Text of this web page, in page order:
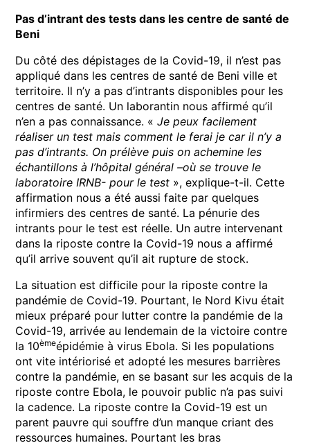
Pas d’intrant des tests dans les centre de santé de
Beni
Du côté des dépistages de la Covid-19, il n’est pas
appliqué dans les centres de santé de Beni ville et
territoire. Il n’y a pas d’intrants disponibles pour les
centres de santé. Un laborantin nous affirmé qu’il
n’en a pas connaissance. «Je peux facilement
réaliser un test mais comment le ferai je car il n’y a
pas d’intrants. On prélève puis on achemine les
échantillons à l’hôpital général –où se trouve le
laboratoire IRNB- pour le test », explique-t-il. Cette
affirmation nous a été aussi faite par quelques
infirmiers des centres de santé. La pénurie des
intrants pour le test est réelle. Un autre intervenant
dans la riposte contre la Covid-19 nous a affirmé
qu’il arrive souvent qu’il ait rupture de stock.
La situation est difficile pour la riposte contre la
pandémie de Covid-19. Pourtant, le Nord Kivu était
mieux préparé pour lutter contre la pandémie de la
Covid-19, arrivée au lendemain de la victoire contre
la 10èmeépidémie à virus Ebola. Si les populations
ont vite intériorisé et adopté les mesures barrières
contre la pandémie, en se basant sur les acquis de la
riposte contre Ebola, le pouvoir public n’a pas suivi
la cadence. La riposte contre la Covid-19 est un
parent pauvre qui souffre d’un manque criant des
ressources humaines. Pourtant les bras